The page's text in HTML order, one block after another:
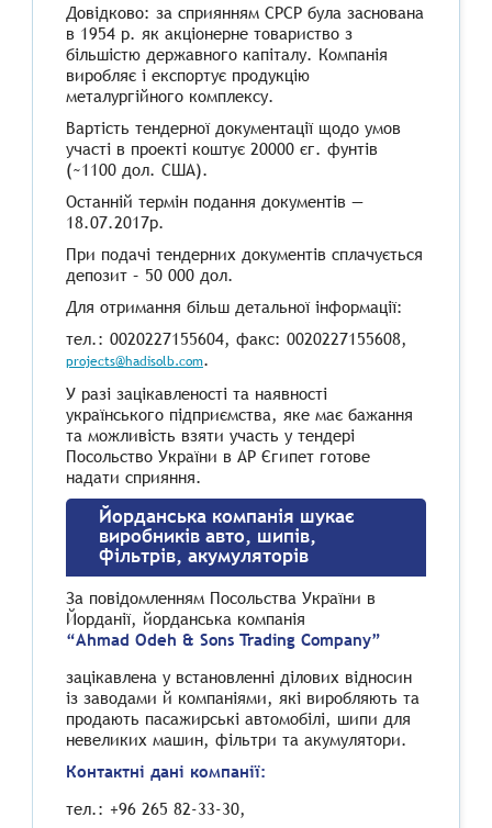
Довідково: за сприянням СРСР була заснована
в 1954 р. як акціонерне товариство з
більшістю державного капіталу. Компанія
виробляє і експортує продукцію
металургійного комплексу.
Вартість тендерної документації щодо умов
участі в проекті коштує 20000 єг. фунтів
(~1100 дол. США).
Останній термін подання документів —
18.07.2017р.
При подачі тендерних документів сплачується
депозит – 50 000 дол.
Для отримання більш детальної інформації:
тел.: 0020227155604, факс: 0020227155608,
projects@hadisolb.com.
У разі зацікавленості та наявності
українського підприємства, яке має бажання
та можливість взяти участь у тендері
Посольство України в АР Єгипет готове
надати сприяння.
Йорданська компанія шукає
виробників авто, шипів,
фільтрів, акумуляторів
За повідомленням Посольства України в
Йорданії, йорданська компанія
“Ahmad Odeh & Sons Trading Company”
зацікавлена у встановленні ділових відносин
із заводами й компаніями, які виробляють та
продають пасажирські автомобілі, шипи для
невеликих машин, фільтри та акумулятори.
Контактні дані компанії:
тел.: +96 265 82-33-30,